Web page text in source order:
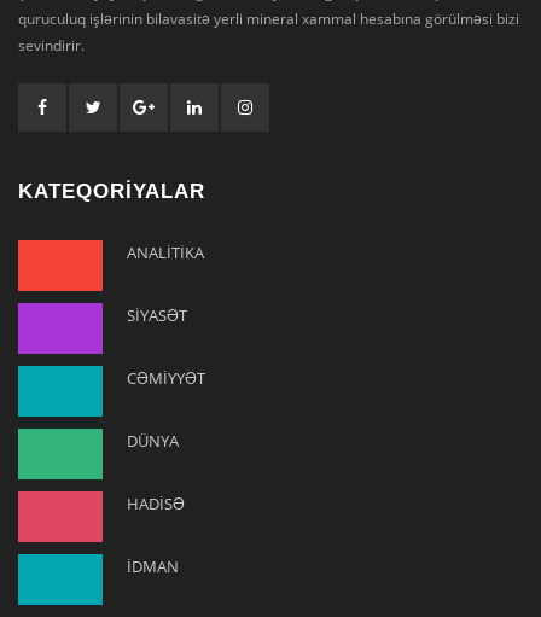
quruculuq işlərinin bilavasitə yerli mineral xammal hesabına görülməsi bizi
sevindirir.
KATEQORİYALAR
ANALİTİKA
SİYASƏT
CƏMİYYƏT
DÜNYA
HADİSƏ
İDMAN